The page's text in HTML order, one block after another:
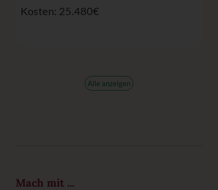
Kosten: 25.480€
Alle anzeigen
Mach mit ...